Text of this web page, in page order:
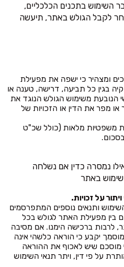
בתכנים הכלכליים,
לקבל הגולש באתר, תיעשה
ומצהיר כי ישפה את מפעילת
בגין כל תביעה, דרישה, טענה או
הנובעת משימוש הגולש הנוגד את
מפר את הדין או הזכויות של
משפטיות מלאות (כולל שכ"ט
נמסרה כדין אם נשלחה
באתר
על זכויות.
ותנאים נוספים המתפרסמים
בין מפעילת האתר לגולש בכל
לרבות ברכישה הימנו. אם מסיבה
יקבע כי הוראה כלשהי אינה
מוסכם שיש לאכוף את ההוראה
על פי דין, ויתר תנאי השימוש